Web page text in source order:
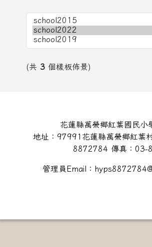
(共 3 個樣板佈景)
花蓮縣萬榮鄉紅葉國民小
地址：97991花蓮縣萬榮鄉紅葉
8872784 傳真：03-
管理員Email：